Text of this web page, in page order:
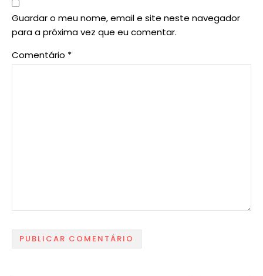
Guardar o meu nome, email e site neste navegador
para a próxima vez que eu comentar.
Comentário *